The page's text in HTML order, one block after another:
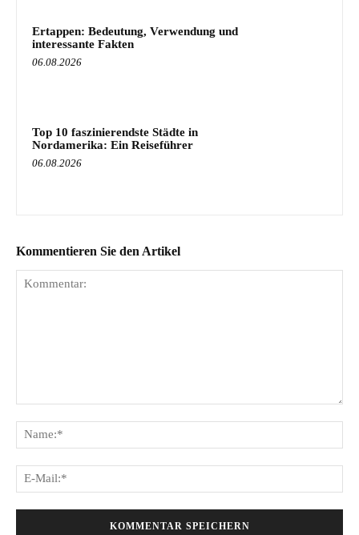
Ertappen: Bedeutung, Verwendung und
interessante Fakten
06.08.2026
Top 10 faszinierendste Städte in
Nordamerika: Ein Reiseführer
06.08.2026
Kommentieren Sie den Artikel